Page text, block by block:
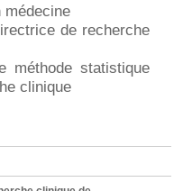
médecine
de recherche
méthode statistique
clinique